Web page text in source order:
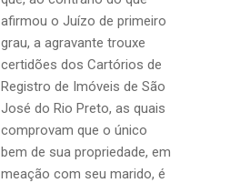
afirmou o Juízo de primeiro
grau, a agravante trouxe
certidões dos Cartórios de
Registro de Imóveis de São
José do Rio Preto, as quais
comprovam que o único
bem de sua propriedade, em
meação com seu marido, é